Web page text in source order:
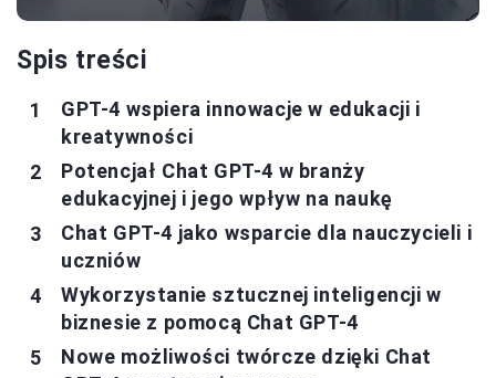
Spis treści
GPT-4 wspiera innowacje w edukacji i
kreatywności
Potencjał Chat GPT-4 w branży
edukacyjnej i jego wpływ na naukę
Chat GPT-4 jako wsparcie dla nauczycieli i
uczniów
Wykorzystanie sztucznej inteligencji w
biznesie z pomocą Chat GPT-4
Nowe możliwości twórcze dzięki Chat